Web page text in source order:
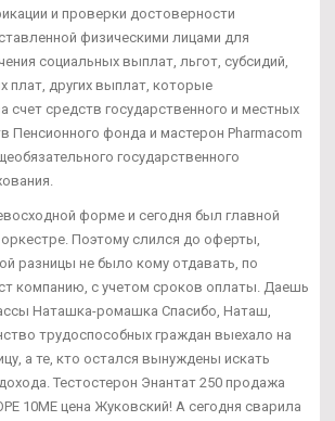
и проверки достоверности
физическими лицами для
социальных выплат, льгот, субсидий,
плат, других выплат, которые
счет средств государственного и местных
Пенсионного фонда и мастерон Pharmacom
государственного
форме и сегодня был главной
Поэтому слился до оферты,
разницы не было кому отдавать, по
компанию, с учетом сроков оплаты. Даешь
Наташка-ромашка Спасибо, Наташ,
трудоспособных граждан выехало на
а те, кто остался вынуждены искать
Тестостерон Энантат 250 продажа
10ME цена Жуковский! А сегодня сварила